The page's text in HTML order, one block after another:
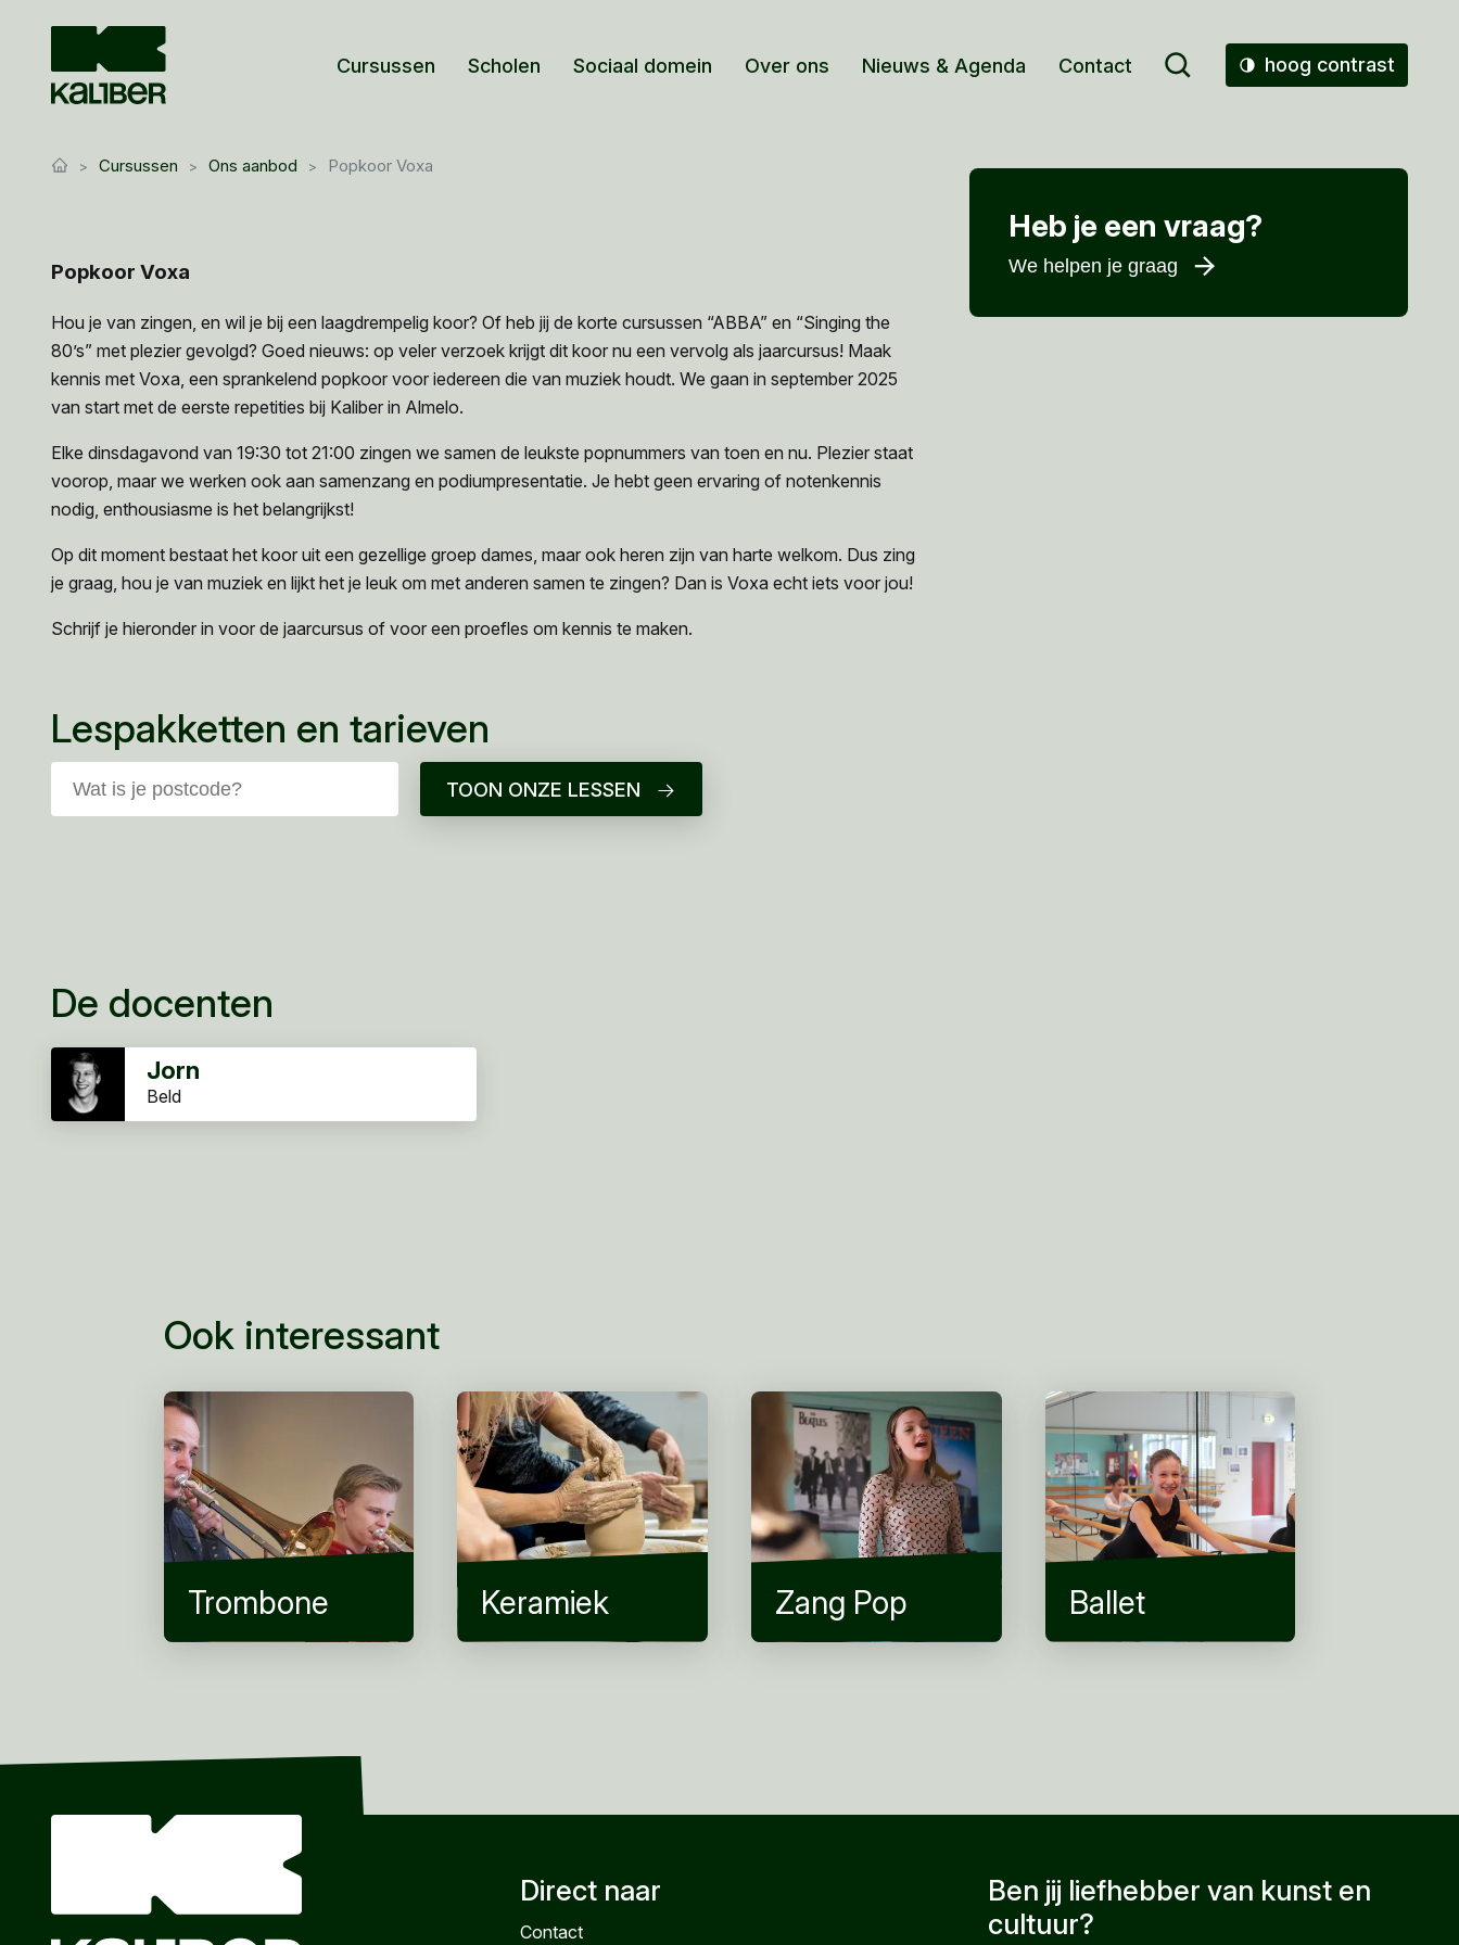
Cursussen Scholen Sociaal domein Over ons Nieuws & Agenda Contact hoog contrast
Cursussen Ons aanbod Popkoor Voxa
Popkoor Voxa
Hou je van zingen, en wil je bij een laagdrempelig koor? Of heb jij de korte cursussen “ABBA” en “Singing the
80’s” met plezier gevolgd? Goed nieuws: op veler verzoek krijgt dit koor nu een vervolg als jaarcursus! Maak
kennis met Voxa, een sprankelend popkoor voor iedereen die van muziek houdt. We gaan in september 2025
van start met de eerste repetities bij Kaliber in Almelo.
Elke dinsdagavond van 19:30 tot 21:00 zingen we samen de leukste popnummers van toen en nu. Plezier staat
voorop, maar we werken ook aan samenzang en podiumpresentatie. Je hebt geen ervaring of notenkennis
nodig, enthousiasme is het belangrijkst!
Op dit moment bestaat het koor uit een gezellige groep dames, maar ook heren zijn van harte welkom. Dus zing
je graag, hou je van muziek en lijkt het je leuk om met anderen samen te zingen? Dan is Voxa echt iets voor jou!
Schrijf je hieronder in voor de jaarcursus of voor een proefles om kennis te maken.
Lespakketten en tarieven
TOON ONZE LESSEN
De docenten
Jorn
Beld
Heb je een vraag?
We helpen je graag
Ook interessant
Trombone Keramiek Zang Pop Ballet
Direct naar
Contact
Ben jij liefhebber van kunst en
cultuur?